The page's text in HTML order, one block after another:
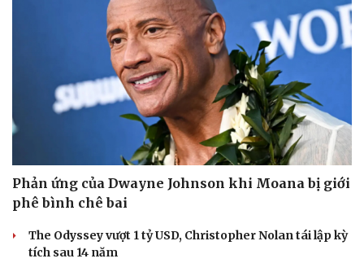
Phản ứng của Dwayne Johnson khi Moana bị giới
phê bình chê bai
The Odyssey vượt 1 tỷ USD, Christopher Nolan tái lập kỳ
tích sau 14 năm